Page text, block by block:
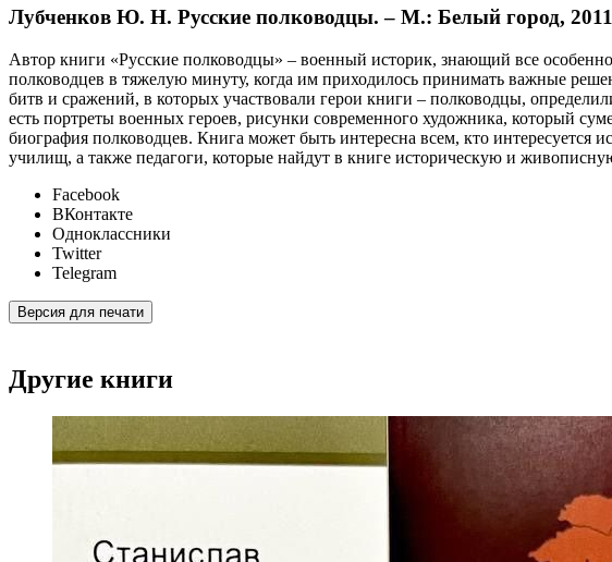
Лубченков Ю. Н. Русские полководцы. – М.: Белый город, 2011
Автор книги «Русские полководцы» – военный историк, знающий все
полководцев в тяжелую минуту, когда им приходилось принимать важные
битв и сражений, в которых участвовали герои книги – полководцы,
есть портреты военных героев, рисунки современного художника, который
биография полководцев. Книга может быть интересна всем, кто
училищ, а также педагоги, которые найдут в книге историческую и
Facebook
ВКонтакте
Одноклассники
Twitter
Telegram
Версия для печати
Другие книги